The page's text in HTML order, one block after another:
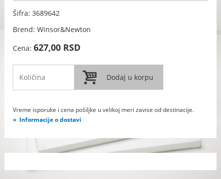
Šifra: 3689642
Brend: Winsor&Newton
Cena:627,00 RSD
Vreme isporuke i cena pošiljke u velikoj meri zavise od destinacije.
Informacije o dostavi